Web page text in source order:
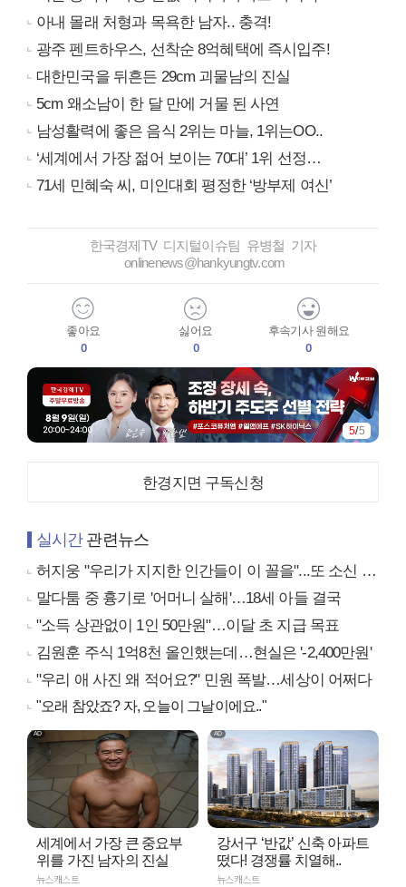
아내 몰래 처형과 목욕한 남자.. 충격!
광주 펜트하우스, 선착순 8억혜택에 즉시입주!
대한민국을 뒤흔든 29cm 괴물남의 진실
5cm 왜소남이 한 달 만에 거물 된 사연
남성활력에 좋은 음식 2위는 마늘, 1위는OO..
‘세계에서 가장 젊어 보이는 70대’ 1위 선정…
71세 민혜숙 씨, 미인대회 평정한 ‘방부제 여신’
한국경제TV 디지털이슈팀 유병철 기자
onlinenews@hankyungtv.com
좋아요
0
싫어요
0
후속기사 원해요
0
5/5
한경지면 구독신청
실시간관련뉴스
허지웅 "우리가 지지한 인간들이 이 꼴을"...또 소신 발언
말다툼 중 흉기로 '어머니 살해'…18세 아들 결국
"소득 상관없이 1인 50만원"…이달 초 지급 목표
김원훈 주식 1억8천 올인했는데…현실은 '-2,400만원'
"우리 애 사진 왜 적어요?" 민원 폭발…세상이 어쩌다
"오래 참았죠? 자, 오늘이 그날이에요.."
세계에서 가장 큰 중요부
위를 가진 남자의 진실
뉴스캐스트
강서구 ‘반값’ 신축 아파트
떴다! 경쟁률 치열해..
뉴스캐스트